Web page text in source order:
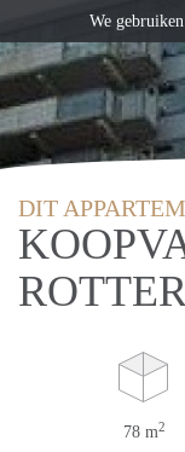
DIT
78 m2
We gebruiken